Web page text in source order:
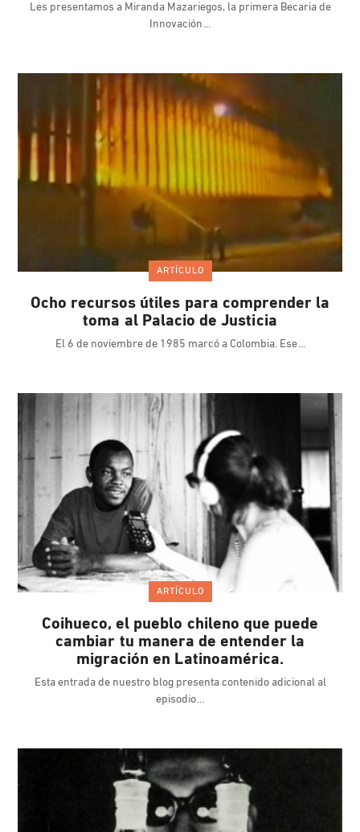
Les presentamos a Miranda Mazariegos, la primera Becaria de
Innovación
ARTÍCULO
Ocho recursos útiles para comprender la
toma al Palacio de Justicia
El 6 de noviembre de 1985 marcó a Colombia. Ese
ARTÍCULO
Coihueco, el pueblo chileno que puede
cambiar tu manera de entender la
migración en Latinoamérica.
Esta entrada de nuestro blog presenta contenido adicional al
episodio